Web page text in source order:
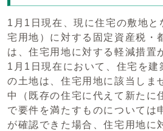
1月1日現在、現に住宅の敷地と
宅用地）に対する固定資産税・
は、住宅用地に対する軽減措置
1月1日現在において、住宅を建
の土地は、住宅用地に該当しま
中（既存の住宅に代えて新たに
で要件を満たすものについては
が確認できた場合、住宅用地に